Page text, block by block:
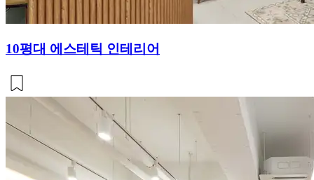
10평대 에스테틱 인테리어